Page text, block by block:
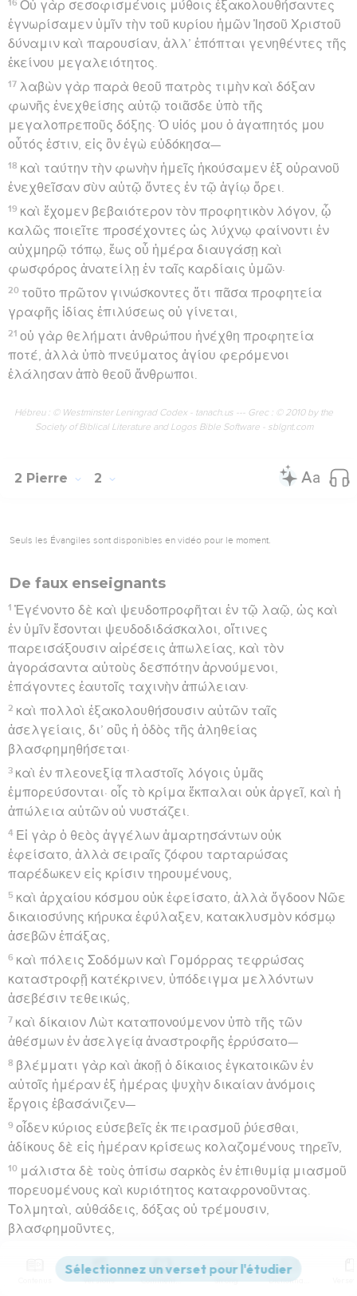
16 Οὐ γὰρ σεσοφισμένοις μύθοις ἐξακολουθήσαντες
ἐγνωρίσαμεν ὑμῖν τὴν τοῦ κυρίου ἡμῶν Ἰησοῦ Χριστοῦ
δύναμιν καὶ παρουσίαν, ἀλλ’ ἐπόπται γενηθέντες τῆς
ἐκείνου μεγαλειότητος.
17 λαβὼν γὰρ παρὰ θεοῦ πατρὸς τιμὴν καὶ δόξαν
φωνῆς ἐνεχθείσης αὐτῷ τοιᾶσδε ὑπὸ τῆς
μεγαλοπρεποῦς δόξης· Ὁ υἱός μου ὁ ἀγαπητός μου
οὗτός ἐστιν, εἰς ὃν ἐγὼ εὐδόκησα—
18 καὶ ταύτην τὴν φωνὴν ἡμεῖς ἠκούσαμεν ἐξ οὐρανοῦ
ἐνεχθεῖσαν σὺν αὐτῷ ὄντες ἐν τῷ ἁγίῳ ὄρει.
19 καὶ ἔχομεν βεβαιότερον τὸν προφητικὸν λόγον, ᾧ
καλῶς ποιεῖτε προσέχοντες ὡς λύχνῳ φαίνοντι ἐν
αὐχμηρῷ τόπῳ, ἕως οὗ ἡμέρα διαυγάσῃ καὶ
φωσφόρος ἀνατείλῃ ἐν ταῖς καρδίαις ὑμῶν·
20 τοῦτο πρῶτον γινώσκοντες ὅτι πᾶσα προφητεία
γραφῆς ἰδίας ἐπιλύσεως οὐ γίνεται,
21 οὐ γὰρ θελήματι ἀνθρώπου ἠνέχθη προφητεία
ποτέ, ἀλλὰ ὑπὸ πνεύματος ἁγίου φερόμενοι
ἐλάλησαν ἀπὸ θεοῦ ἄνθρωποι.
Hébreu : © Westminster Leningrad Codex - tanach.us --- Grec : © 2010 by the
Society of Biblical Literature and Logos Bible Software - sblgnt.com
2 Pierre 2
Seuls les Évangiles sont disponibles en vidéo pour le moment.
De faux enseignants
1 Ἐγένοντο δὲ καὶ ψευδοπροφῆται ἐν τῷ λαῷ, ὡς καὶ
ἐν ὑμῖν ἔσονται ψευδοδιδάσκαλοι, οἵτινες
παρεισάξουσιν αἱρέσεις ἀπωλείας, καὶ τὸν
ἀγοράσαντα αὐτοὺς δεσπότην ἀρνούμενοι,
ἐπάγοντες ἑαυτοῖς ταχινὴν ἀπώλειαν·
2 καὶ πολλοὶ ἐξακολουθήσουσιν αὐτῶν ταῖς
ἀσελγείαις, δι’ οὓς ἡ ὁδὸς τῆς ἀληθείας
βλασφημηθήσεται·
3 καὶ ἐν πλεονεξίᾳ πλαστοῖς λόγοις ὑμᾶς
ἐμπορεύσονται· οἷς τὸ κρίμα ἔκπαλαι οὐκ ἀργεῖ, καὶ ἡ
ἀπώλεια αὐτῶν οὐ νυστάζει.
4 Εἰ γὰρ ὁ θεὸς ἀγγέλων ἁμαρτησάντων οὐκ
ἐφείσατο, ἀλλὰ σειραῖς ζόφου ταρταρώσας
παρέδωκεν εἰς κρίσιν τηρουμένους,
5 καὶ ἀρχαίου κόσμου οὐκ ἐφείσατο, ἀλλὰ ὄγδοον Νῶε
δικαιοσύνης κήρυκα ἐφύλαξεν, κατακλυσμὸν κόσμῳ
ἀσεβῶν ἐπάξας,
6 καὶ πόλεις Σοδόμων καὶ Γομόρρας τεφρώσας
καταστροφῇ κατέκρινεν, ὑπόδειγμα μελλόντων
ἀσεβέσιν τεθεικώς,
7 καὶ δίκαιον Λὼτ καταπονούμενον ὑπὸ τῆς τῶν
ἀθέσμων ἐν ἀσελγείᾳ ἀναστροφῆς ἐρρύσατο—
8 βλέμματι γὰρ καὶ ἀκοῇ ὁ δίκαιος ἐγκατοικῶν ἐν
αὐτοῖς ἡμέραν ἐξ ἡμέρας ψυχὴν δικαίαν ἀνόμοις
ἔργοις ἐβασάνιζεν—
9 οἶδεν κύριος εὐσεβεῖς ἐκ πειρασμοῦ ῥύεσθαι,
ἀδίκους δὲ εἰς ἡμέραν κρίσεως κολαζομένους τηρεῖν,
10 μάλιστα δὲ τοὺς ὀπίσω σαρκὸς ἐν ἐπιθυμίᾳ μιασμοῦ
πορευομένους καὶ κυριότητος καταφρονοῦντας.
Τολμηταὶ, αὐθάδεις, δόξας οὐ τρέμουσιν,
βλασφημοῦντες,
φέρουσιν κατ’ αὐτῶν βλάσφημον κρίσιν.
Versions Commentaires Strong